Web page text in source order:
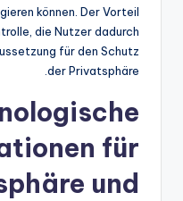
können. Der Vorteil
die Nutzer dadurch
für den Schutz
der Privatsphäre.
für
und